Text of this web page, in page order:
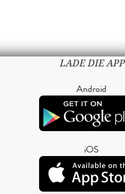
LADE DIE APP
Android
iOS